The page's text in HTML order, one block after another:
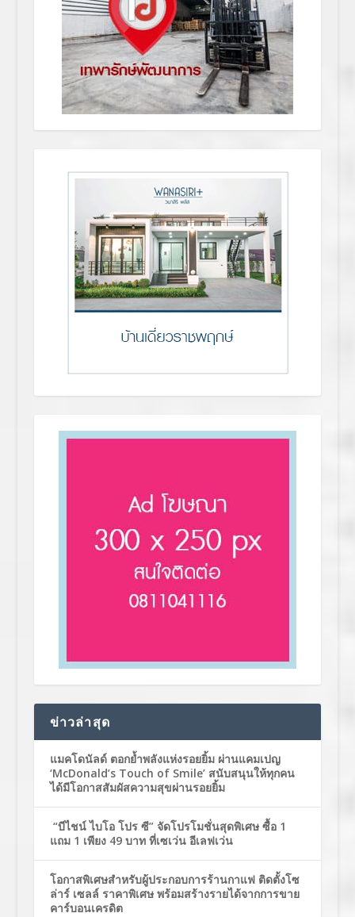
ข่าวล่าสุด
แมคโดนัลด์ ตอกย้ำพลังแห่งรอยยิ้ม ผ่านแคมเปญ
‘McDonald’s Touch of Smile’ สนับสนุนให้ทุกคน
ได้มีโอกาสสัมผัสความสุขผ่านรอยยิ้ม
“บีไชน์ ไบโอ โปร ซี” จัดโปรโมชั่นสุดพิเศษ ซื้อ 1
แถม 1 เพียง 49 บาท ที่เซเว่น อีเลฟเว่น
โอกาสพิเศษสำหรับผู้ประกอบการร้านกาแฟ ติดตั้งโซ
ล่าร์ เซลล์ ราคาพิเศษ พร้อมสร้างรายได้จากการขาย
คาร์บอนเครดิต